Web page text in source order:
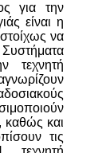
για την
είναι η
να
τεχνητή
καθώς και
τις